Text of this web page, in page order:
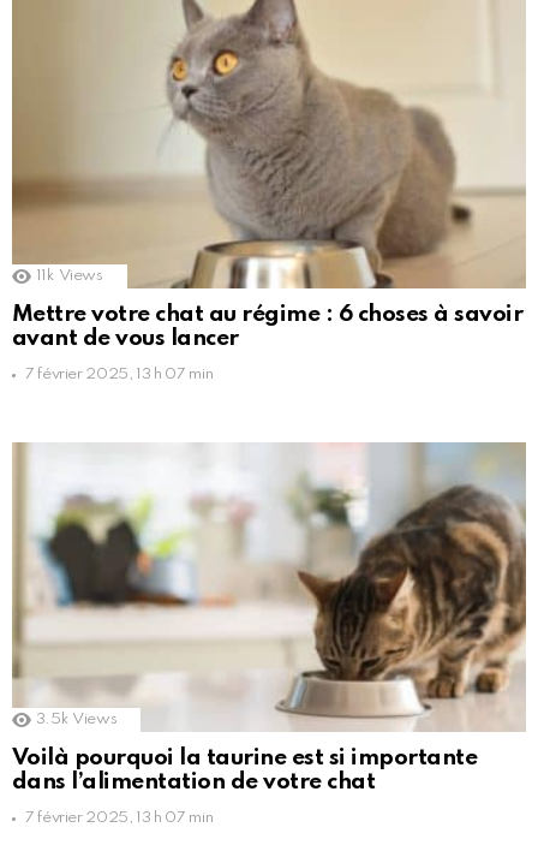
11k Views
Mettre votre chat au régime : 6 choses à savoir
avant de vous lancer
7 février 2025, 13 h 07 min
3.5k Views
Voilà pourquoi la taurine est si importante
dans l’alimentation de votre chat
7 février 2025, 13 h 07 min